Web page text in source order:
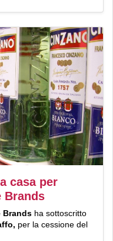
casa per
Brands
Brands ha sottoscritto
per la cessione del